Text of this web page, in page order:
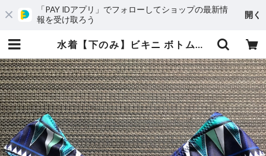
「PAY IDアプリ」でフォローしてショップの最新情
報を受け取ろう
開く
水着【下のみ】ビキニ ボトムス ブラジリアン Sサイズ Mサイズ | uniBesion(ユニビジョン)